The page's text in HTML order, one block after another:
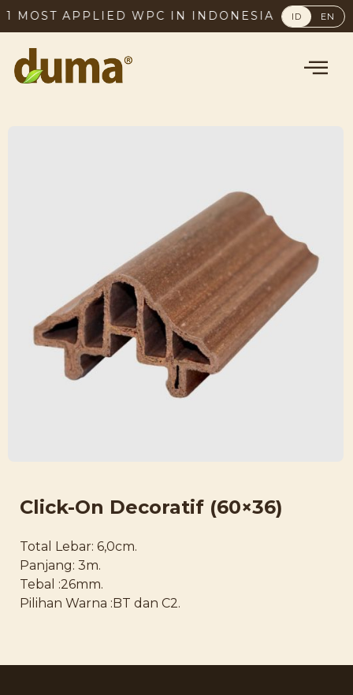
MOST APPLIED WPC IN INDONESIA, SINCE
ID EN
Click-On Decoratif (60×36)
Total Lebar: 6,0cm.
Panjang: 3m.
Tebal :26mm.
Pilihan Warna :BT dan C2.